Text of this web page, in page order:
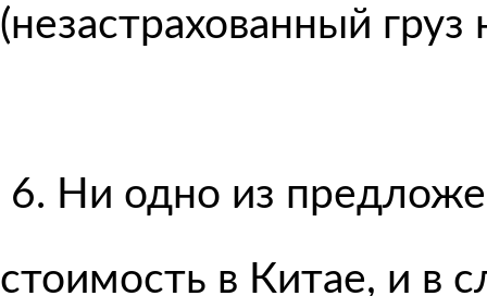
(незастрахованный
6. Ни одно из
стоимость в Китае, и в